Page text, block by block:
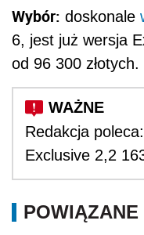
Wybór: doskonale
6, jest już wersja
od 96 300 złotych.
Redakcja
Exclusive 2,2
POWIĄZANE